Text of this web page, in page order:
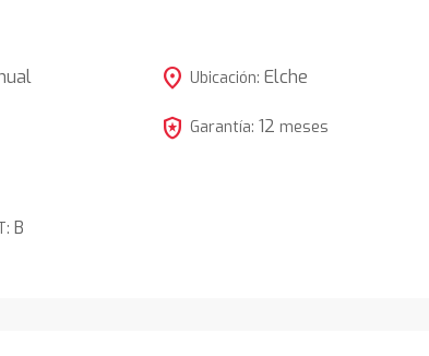
B
location_on Ubicación: Elche
local_police Garantía: 12 meses